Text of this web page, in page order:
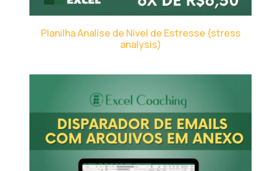
Planilha Analise de Nível de Estresse (stress
analysis)